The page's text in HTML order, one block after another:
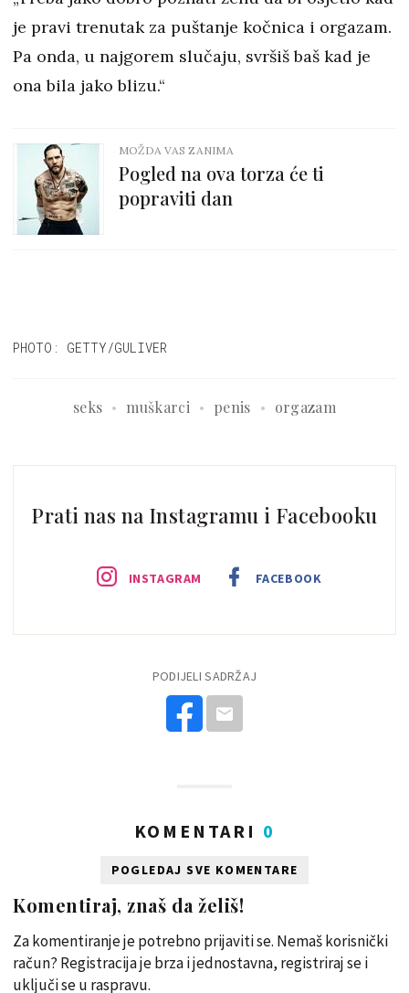
je pravi trenutak za puštanje kočnica i orgazam.
Pa onda, u najgorem slučaju, svršiš baš kad je
ona bila jako blizu.“
MOŽDA VAS ZANIMA
Pogled na ova torza će ti
popraviti dan
PHOTO: GETTY/GULIVER
seks muškarci penis orgazam
Prati nas na Instagramu i Facebooku
INSTAGRAM FACEBOOK
PODIJELI SADRŽAJ
KOMENTARI 0
POGLEDAJ SVE KOMENTARE
Komentiraj, znaš da želiš!
Za komentiranje je potrebno prijaviti se. Nemaš korisnički
račun? Registracija je brza i jednostavna, registriraj se i
uključi se u raspravu.